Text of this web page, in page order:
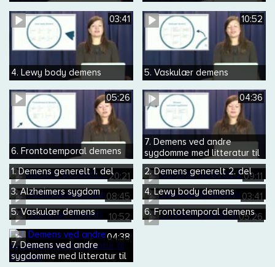
03:41
4. Lewy body demens
10:52
5. Vaskulær demens
05:26
6. Frontotemporal demens
04:36
7. Demens ved andre
sygdomme med litteratur til
Demens
20:21
1. Demens generelt 1. del 09:11
2. Demens generelt 2. del
08:45
3. Alzheimers sygdom 03:41
4. Lewy body demens
10:52
5. Vaskulær demens 05:26
6. Frontotemporal demens
04:38
7. Demens ved andre
sygdomme med litteratur til